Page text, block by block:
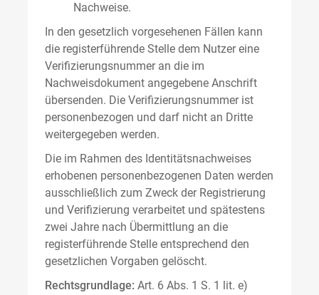
Nachweise.
In den gesetzlich vorgesehenen Fällen kann
die registerführende Stelle dem Nutzer eine
Verifizierungsnummer an die im
Nachweisdokument angegebene Anschrift
übersenden. Die Verifizierungsnummer ist
personenbezogen und darf nicht an Dritte
weitergegeben werden.
Die im Rahmen des Identitätsnachweises
erhobenen personenbezogenen Daten werden
ausschließlich zum Zweck der Registrierung
und Verifizierung verarbeitet und spätestens
zwei Jahre nach Übermittlung an die
registerführende Stelle entsprechend den
gesetzlichen Vorgaben gelöscht.
Rechtsgrundlage: Art. 6 Abs. 1 S. 1 lit. e)